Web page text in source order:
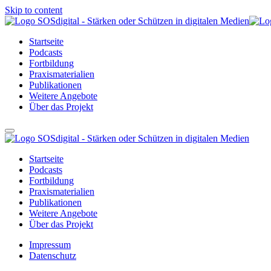
Skip to content
Startseite
Podcasts
Fortbildung
Praxismaterialien
Publikationen
Weitere Angebote
Über das Projekt
Startseite
Podcasts
Fortbildung
Praxismaterialien
Publikationen
Weitere Angebote
Über das Projekt
Impressum
Datenschutz